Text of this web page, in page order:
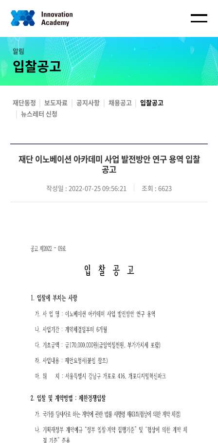
알림
입찰공고
재단동정 보도자료 공지사항 채용공고
입찰공고
뉴스레터 신청
재단 이노베이션 아카데미 사업 발전방안 연구 용역 입찰
공고
작성일 : 2022-07-25 09:56:21 조회 : 6623